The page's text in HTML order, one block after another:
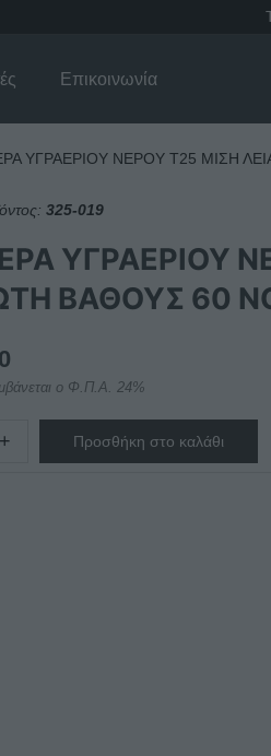
Επικοινωνία
ΥΓΡΑΕΡΙΟΥ ΝΕΡΟΥ Τ25 ΜΙΣΗ
325-019
ΥΓΡΑΕΡΙΟΥ
ΒΑΘΟΥΣ 60
ο Φ.Π.Α. 24%
+ Προσθήκη στο καλάθι